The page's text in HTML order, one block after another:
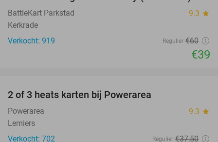
BattleKart Parkstad 9.3 star
Kerkrade
Verkocht: 919
Regulier €60
€39
2 of 3 heats karten bij Powerarea
Powerarea 9.3 star
Lemiers
Verkocht: 702
Regulier €37,50